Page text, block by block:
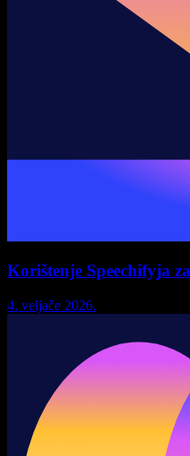
Korištenje Speechifyja
4. veljače 2026.